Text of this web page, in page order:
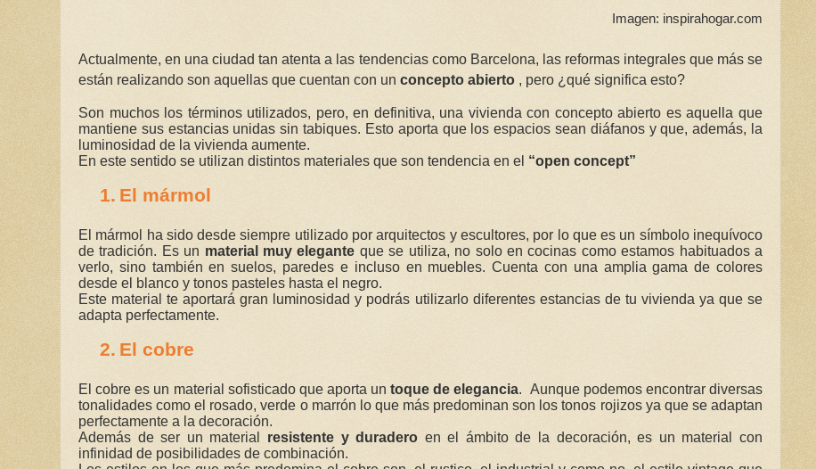
Imagen: inspirahogar.com
Actualmente, en una ciudad tan atenta a las tendencias como Barcelona, las reformas integrales que más se
están realizando son aquellas que cuentan con un concepto abierto , pero ¿qué significa esto?
Son muchos los términos utilizados, pero, en definitiva, una vivienda con concepto abierto es aquella que
mantiene sus estancias unidas sin tabiques. Esto aporta que los espacios sean diáfanos y que, además, la
luminosidad de la vivienda aumente.
En este sentido se utilizan distintos materiales que son tendencia en el “open concept”
1. El mármol
El mármol ha sido desde siempre utilizado por arquitectos y escultores, por lo que es un símbolo inequívoco
de tradición. Es un material muy elegante que se utiliza, no solo en cocinas como estamos habituados a
verlo, sino también en suelos, paredes e incluso en muebles. Cuenta con una amplia gama de colores
desde el blanco y tonos pasteles hasta el negro.
Este material te aportará gran luminosidad y podrás utilizarlo diferentes estancias de tu vivienda ya que se
adapta perfectamente.
2. El cobre
El cobre es un material sofisticado que aporta untoque de elegancia. Aunque podemos encontrar diversas
tonalidades como el rosado, verde o marrón lo que más predominan son los tonos rojizos ya que se adaptan
perfectamente a la decoración.
Además de ser un material resistente y duradero en el ámbito de la decoración, es un material con
infinidad de posibilidades de combinación.